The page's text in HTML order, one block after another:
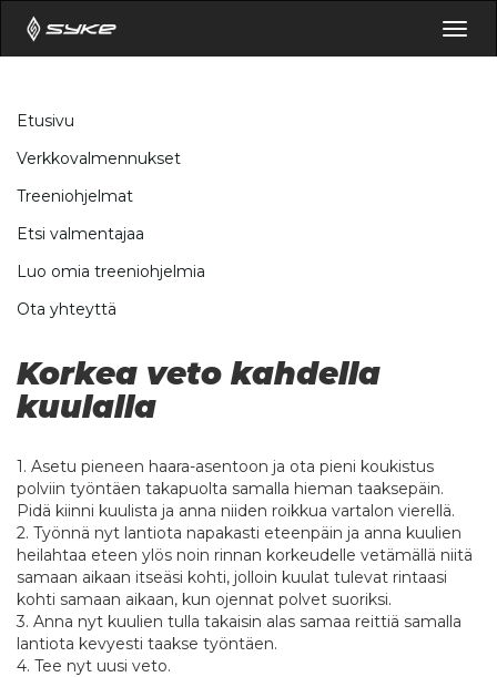
Etusivu
Verkkovalmennukset
Treeniohjelmat
Etsi valmentajaa
Luo omia treeniohjelmia
Ota yhteyttä
Korkea veto kahdella
kuulalla
1. Asetu pieneen haara-asentoon ja ota pieni koukistus
polviin työntäen takapuolta samalla hieman taaksepäin.
Pidä kiinni kuulista ja anna niiden roikkua vartalon vierellä.
2. Työnnä nyt lantiota napakasti eteenpäin ja anna kuulien
heilahtaa eteen ylös noin rinnan korkeudelle vetämällä niitä
samaan aikaan itseäsi kohti, jolloin kuulat tulevat rintaasi
kohti samaan aikaan, kun ojennat polvet suoriksi.
3. Anna nyt kuulien tulla takaisin alas samaa reittiä samalla
lantiota kevyesti taakse työntäen.
4. Tee nyt uusi veto.